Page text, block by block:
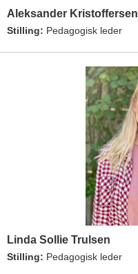
Aleksander Kristoffersen
Stilling: Pedagogisk leder
Linda Sollie Trulsen
Stilling: Pedagogisk leder